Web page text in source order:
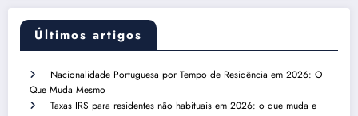
Últimos artigos
Nacionalidade Portuguesa por Tempo de Residência em 2026: O
Que Muda Mesmo
Taxas IRS para residentes não habituais em 2026: o que muda e